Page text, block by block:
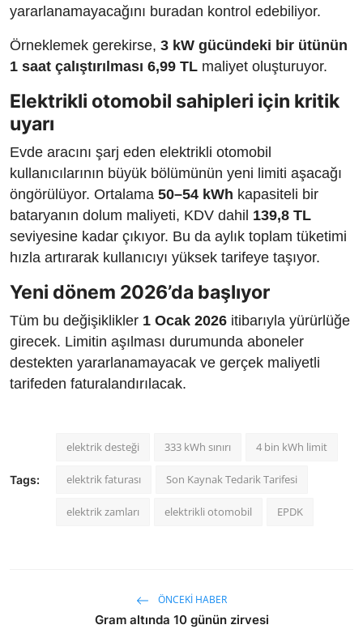
yararlanamayacağını buradan kontrol edebiliyor.
Örneklemek gerekirse, 3 kW gücündeki bir ütünün
1 saat çalıştırılması 6,99 TL maliyet oluşturuyor.
Elektrikli otomobil sahipleri için kritik
uyarı
Evde aracını şarj eden elektrikli otomobil
kullanıcılarının büyük bölümünün yeni limiti aşacağı
öngörülüyor. Ortalama 50–54 kWh kapasiteli bir
bataryanın dolum maliyeti, KDV dahil 139,8 TL
seviyesine kadar çıkıyor. Bu da aylık toplam tüketimi
hızla artırarak kullanıcıyı yüksek tarifeye taşıyor.
Yeni dönem 2026’da başlıyor
Tüm bu değişiklikler 1 Ocak 2026 itibarıyla yürürlüğe
girecek. Limitin aşılması durumunda aboneler
destekten yararlanamayacak ve gerçek maliyetli
tarifeden faturalandırılacak.
Tags:
elektrik desteği 333 kWh sınırı 4 bin kWh limit
elektrik faturası Son Kaynak Tedarik Tarifesi
elektrik zamları elektrikli otomobil EPDK
ÖNCEKI HABER
Gram altında 10 günün zirvesi